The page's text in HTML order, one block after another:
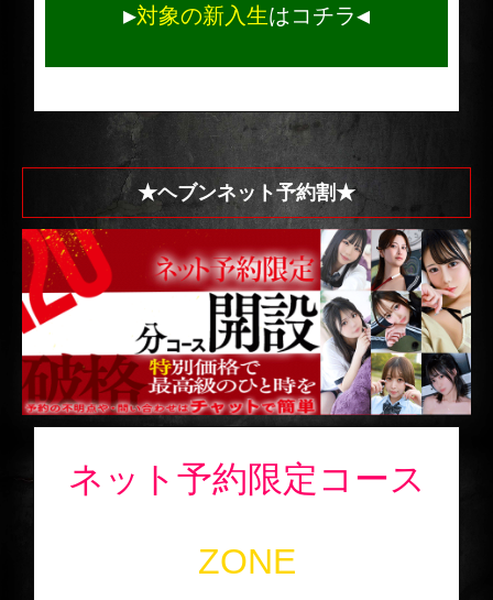
▶対象の新入生はコチラ◀
★ヘブンネット予約割★
ネット予約限定コース
ZONE